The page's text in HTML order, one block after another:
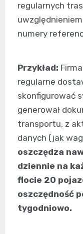
regularnych
numery
Przykład:
regularne
skonfigurować
generował
transportu, z
danych (jak
oszczędza
dziennie na
flocie 20
oszczędność
tygodniowo.